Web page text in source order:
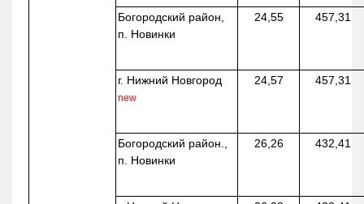
Богородский район,
п. Новинки
24,55 457,31
г. Нижний Новгород
new
24,57 457,31
Богородский район.,
п. Новинки
26,26 432,41